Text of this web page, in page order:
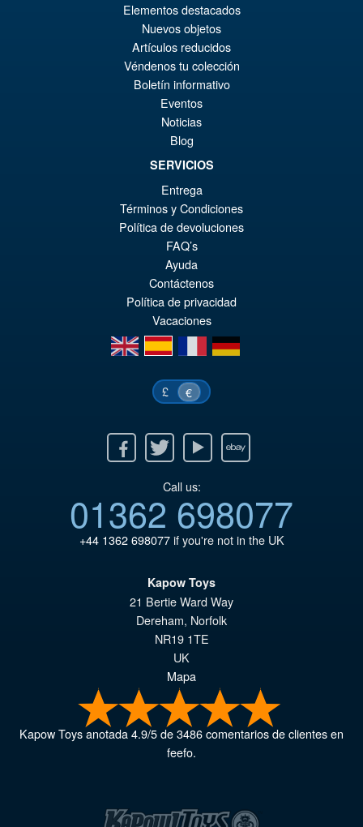
PRE ORDENA
Flame Toys Transformers Bug
Bite Furai Model Kit
AÑADIR AL CARRITO
Elementos destacados
Nuevos objetos
Artículos reducidos
Véndenos tu colección
Boletín informativo
Eventos
Noticias
Blog
SERVICIOS
Entrega
Términos y Condiciones
Política de devoluciones
FAQ’s
Ayuda
Contáctenos
Política de privacidad
Vacaciones
en
es fr de
£ €
Twitter Youtube Ebay
Call us:
01362 698077
+44 1362 698077if you're not in the UK
Kapow Toys
21 Bertie Ward Way
Dereham, Norfolk
NR19 1TE
UK
Mapa
Kapow Toysanotada4.9/5de3486comentarios de clientes en
feefo.